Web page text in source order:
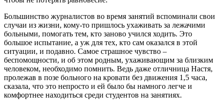
Большинство журналистов во время занятий вспоминали свои
случаи из жизни, кому-то пришлось ухаживать за лежачими
больными, помогать тем, кто заново учился ходить. Это
большое испытание, а уж для тех, кто сам оказался в этой
ситуации, и подавно. Самое страшное чувство –
беспомощности, и об этом родным, ухаживающим за близким
человеком, необходимо помнить. Ведь даже отличница Настя,
пролежав в позе больного на кровати без движения 1,5 часа,
сказала, что это непросто и ей было бы намного легче и
комфортнее находиться среди студентов на занятиях.